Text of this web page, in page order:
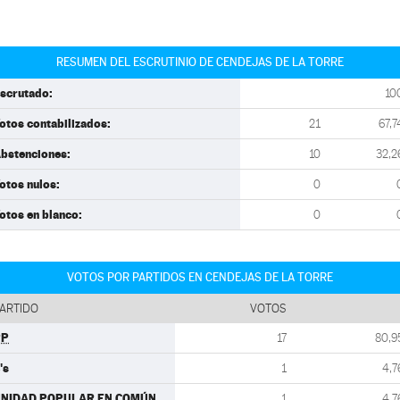
RESUMEN DEL ESCRUTINIO DE CENDEJAS DE LA TORRE
contabilizados: 21
10
nulos: 0
en blanco: 0
VOTOS POR PARTIDOS EN CENDEJAS DE LA TORRE
VOTOS
17
1